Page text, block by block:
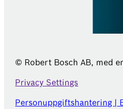
© Robert Bosch AB, med
Privacy Settings
Personuppgiftshantering |